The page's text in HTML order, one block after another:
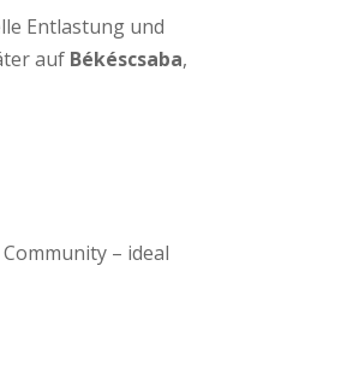
Entlastung und
auf Békéscsaba,
– ideal